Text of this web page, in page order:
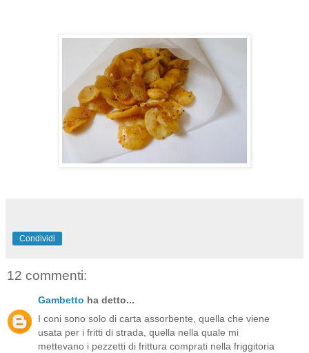
Condividi
12 commenti:
Gambetto ha detto...
I coni sono solo di carta assorbente, quella che viene
usata per i fritti di strada, quella nella quale mi
mettevano i pezzetti di frittura comprati nella friggitoria